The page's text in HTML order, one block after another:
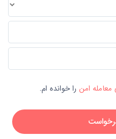
معامله امنرا خوانده ام.